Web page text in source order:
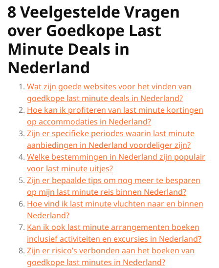
8 Veelgestelde Vragen
over Goedkope Last
Minute Deals in
Nederland
Wat zijn goede websites voor het vinden van
goedkope last minute deals in Nederland?
Hoe kan ik profiteren van last minute kortingen
op accommodaties in Nederland?
Zijn er specifieke periodes waarin last minute
aanbiedingen in Nederland voordeliger zijn?
Welke bestemmingen in Nederland zijn populair
voor last minute uitjes?
Zijn er bepaalde tips om nog meer te besparen
op mijn last minute reis binnen Nederland?
Hoe vind ik last minute vluchten naar en binnen
Nederland?
Kan ik ook last minute arrangementen boeken
inclusief activiteiten en excursies in Nederland?
Zijn er risico’s verbonden aan het boeken van
goedkope last minutes in Nederland?